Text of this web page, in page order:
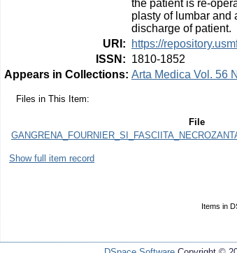
the patient is re-
plasty of lumbar and
discharge of patient.
URI :
https://
ISSN : 1810-1852
Appears in Collections: Arta Medica Vol. 56
Files in This Item:
File
Show full item record
Items in